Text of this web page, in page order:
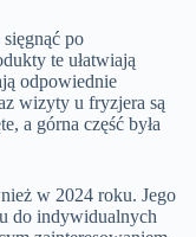
po
te ułatwiają
odpowiednie
wizyty u fryzjera są
a górna część była
w 2024 roku. Jego
do indywidualnych